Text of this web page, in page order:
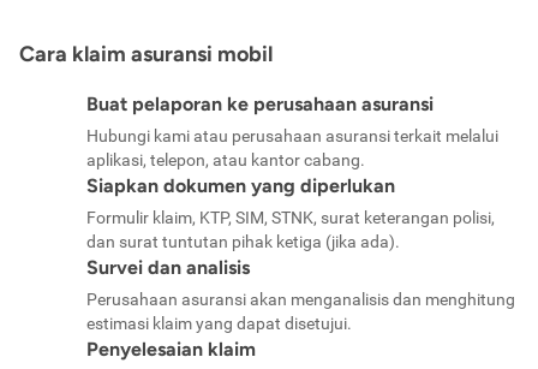
Cara klaim asuransi mobil
Buat pelaporan ke perusahaan asuransi
Hubungi kami atau perusahaan asuransi terkait melalui
aplikasi, telepon, atau kantor cabang.
Siapkan dokumen yang diperlukan
Formulir klaim, KTP, SIM, STNK, surat keterangan polisi,
dan surat tuntutan pihak ketiga (jika ada).
Survei dan analisis
Perusahaan asuransi akan menganalisis dan menghitung
estimasi klaim yang dapat disetujui.
Penyelesaian klaim